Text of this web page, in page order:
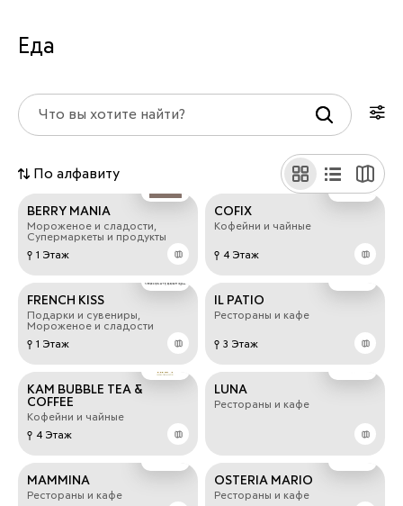
Еда
По алфавиту
BERRY MANIA
Мороженое и сладости,
Супермаркеты и продукты
1 Этаж
COFIX
Кофейни и чайные
4 Этаж
FRENCH KISS
Подарки и сувениры,
Мороженое и сладости
1 Этаж
IL PATIO
Рестораны и кафе
3 Этаж
KAM BUBBLE TEA &
COFFEE
Кофейни и чайные
4 Этаж
LUNA
Рестораны и кафе
MAMMINA
Рестораны и кафе
OSTERIA MARIO
Рестораны и кафе